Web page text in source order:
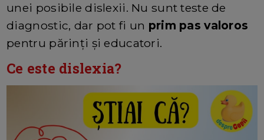
unei posibile dislexii. Nu sunt teste de
diagnostic, dar pot fi un prim pas valoros
pentru părinți și educatori.
Ce este dislexia?